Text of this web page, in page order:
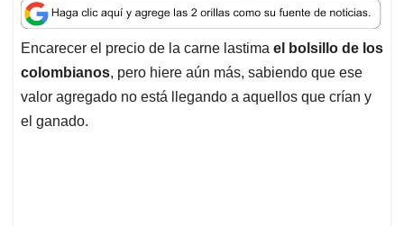
Encarecer el precio de la carne lastima el bolsillo de los
colombianos, pero hiere aún más, sabiendo que ese
valor agregado no está llegando a aquellos que crían y
el ganado.